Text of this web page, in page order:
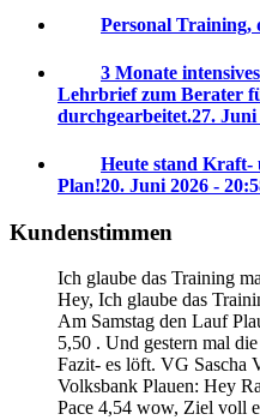
Personal Training,
3 Monate
Lehrbrief zum Berater
durchgearbeitet.27. Juni
Heute stand
Plan!20. Juni 2026 -
Kundenstimmen
Ich glaube das Training
Hey, Ich glaube das
Am Samstag den Lauf
5,50 . Und gestern mal
Fazit- es löft. VG Sascha
Volksbank Plauen: Hey
Pace 4,54 wow, Ziel voll